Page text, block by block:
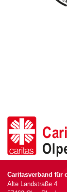
Caritasverband für
Alte Landstraße 4